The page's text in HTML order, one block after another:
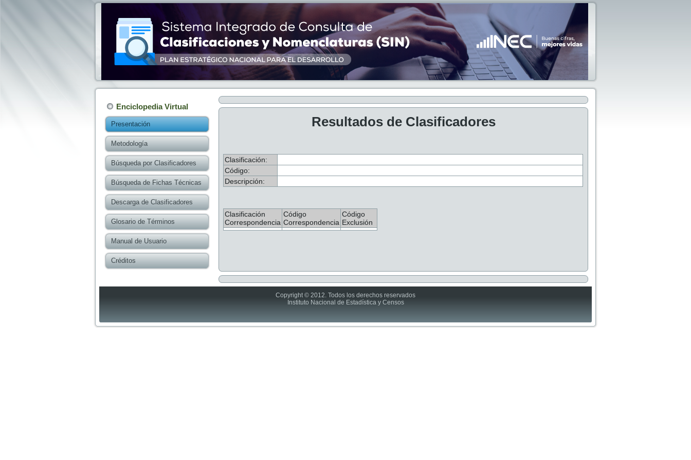
Enciclopedia Virtual
Presentación
Metodología
Búsqueda por Clasificadores
Búsqueda de Fichas Técnicas
Descarga de Clasificadores
Glosario de Términos
Manual de Usuario
Créditos
Resultados de Clasificadores
Clasificación:
Código:
Descripción:
Clasificación
Correspondencia
Código
Correspondencia
Código
Exclusión
Copyright © 2012. Todos los derechos reservados
Instituto Nacional de Estadística y Censos